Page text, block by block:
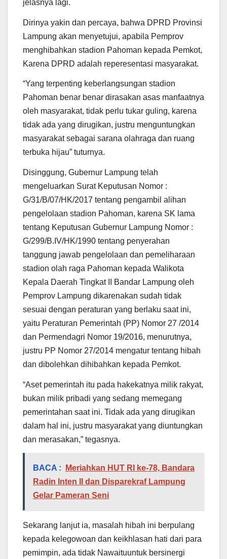
jelasnya lagi.
Dirinya yakin dan percaya, bahwa DPRD Provinsi
Lampung akan menyetujui, apabila Pemprov
menghibahkan stadion Pahoman kepada Pemkot,
Karena DPRD adalah reperesentasi masyarakat.
“Yang terpenting keberlangsungan stadion
Pahoman benar benar dirasakan asas manfaatnya
oleh masyarakat, tidak perlu tukar guling, karena
tidak ada yang dirugikan, justru menguntungkan
masyarakat sebagai sarana olahraga dan ruang
terbuka hijau” tuturnya.
Disinggung, Gubernur Lampung telah
mengeluarkan Surat Keputusan Nomor :
G/31/B/07/HK/2017 tentang pengambil alihan
pengelolaan stadion Pahoman, karena SK lama
tentang Keputusan Gubernur Lampung Nomor :
G/299/B.IV/HK/1990 tentang penyerahan
tanggung jawab pengelolaan dan pemeliharaan
stadion olah raga Pahoman kepada Walikota
Kepala Daerah Tingkat II Bandar Lampung oleh
Pemprov Lampung dikarenakan sudah tidak
sesuai dengan peraturan yang berlaku saat ini,
yaitu Peraturan Pemerintah (PP) Nomor 27 /2014
dan Permendagri Nomor 19/2016, menurutnya,
justru PP Nomor 27/2014 mengatur tentang hibah
dan dibolehkan dihibahkan kepada Pemkot.
“Aset pemerintah itu pada hakekatnya milik rakyat,
bukan milik pribadi yang sedang memegang
pemerintahan saat ini. Tidak ada yang dirugikan
dalam hal ini, justru masyarakat yang diuntungkan
dan merasakan,” tegasnya.
BACA :
Meriahkan HUT RI ke-78, Bandara
Radin Inten II dan Disparekraf Lampung
Gelar Pameran Seni
Sekarang lanjut ia, masalah hibah ini berpulang
kepada kelegowoan dan keikhlasan hati dari para
pemimpin, ada tidak Nawaituuntuk bersinergi